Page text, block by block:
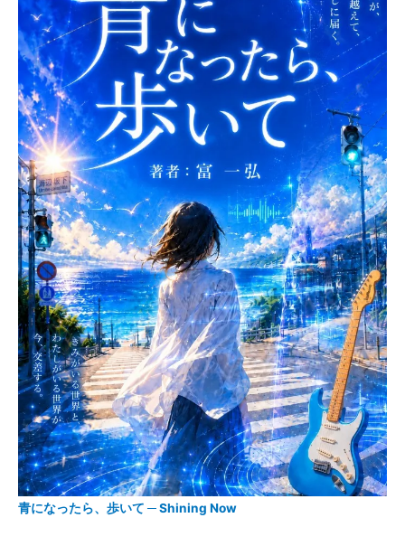
青になったら、歩いて ─ Shining Now